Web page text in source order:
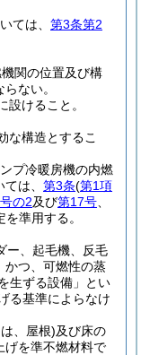
ては、 第3条第2
関の位置及び構
ない。
けること。
な構造とするこ
プ冷暖房機の内燃
は、 第3条(第1項
の2及び第17号
を準用する。
ー、起毛機、反毛
かつ、可燃性の蒸
生ずる設備」とい
る基準によらなけ
、屋根)及び床の
げを準不燃材料で